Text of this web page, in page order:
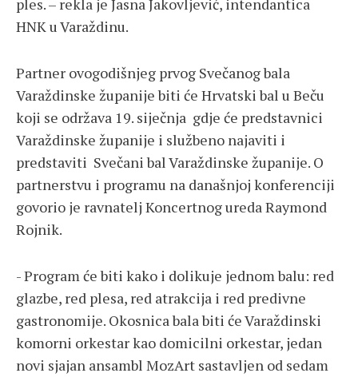
ples. – rekla je Jasna Jakovljević, intendantica
HNK u Varaždinu.
Partner ovogodišnjeg prvog Svečanog bala
Varaždinske županije biti će Hrvatski bal u Beču
koji se održava 19. siječnja gdje će predstavnici
Varaždinske županije i službeno najaviti i
predstaviti Svečani bal Varaždinske županije. O
partnerstvu i programu na današnjoj konferenciji
govorio je ravnatelj Koncertnog ureda Raymond
Rojnik.
- Program će biti kako i dolikuje jednom balu: red
glazbe, red plesa, red atrakcija i red predivne
gastronomije. Okosnica bala biti će Varaždinski
komorni orkestar kao domicilni orkestar, jedan
novi sjajan ansambl MozArt sastavljen od sedam